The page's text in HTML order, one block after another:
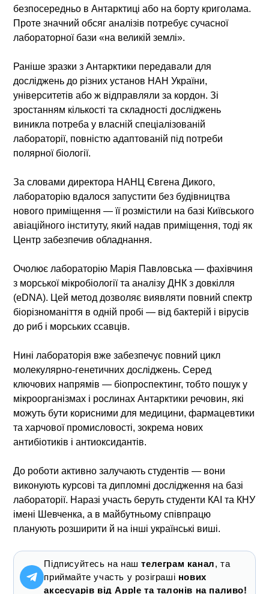
безпосередньо в Антарктиці або на борту криголама.
Проте значний обсяг аналізів потребує сучасної
лабораторної бази «на великій землі».
Раніше зразки з Антарктики передавали для
досліджень до різних установ НАН України,
університетів або ж відправляли за кордон. Зі
зростанням кількості та складності досліджень
виникла потреба у власній спеціалізованій
лабораторії, повністю адаптованій під потреби
полярної біології.
За словами директора НАНЦ Євгена Дикого,
лабораторію вдалося запустити без будівництва
нового приміщення — її розмістили на базі Київського
авіаційного інституту, який надав приміщення, тоді як
Центр забезпечив обладнання.
Очолює лабораторію Марія Павловська — фахівчиня
з морської мікробіології та аналізу ДНК з довкілля
(eDNA). Цей метод дозволяє виявляти повний спектр
біорізноманіття в одній пробі — від бактерій і вірусів
до риб і морських ссавців.
Нині лабораторія вже забезпечує повний цикл
молекулярно-генетичних досліджень. Серед
ключових напрямів — біопроспектинг, тобто пошук у
мікроорганізмах і рослинах Антарктики речовин, які
можуть бути корисними для медицини, фармацевтики
та харчової промисловості, зокрема нових
антибіотиків і антиоксидантів.
До роботи активно залучають студентів — вони
виконують курсові та дипломні дослідження на базі
лабораторії. Наразі участь беруть студенти КАІ та КНУ
імені Шевченка, а в майбутньому співпрацю
планують розширити й на інші українські виші.
Підписуйтесь на наштелеграм канал, та
приймайте участь у розіграші нових
аксесуарів від Apple та талонів на паливо!